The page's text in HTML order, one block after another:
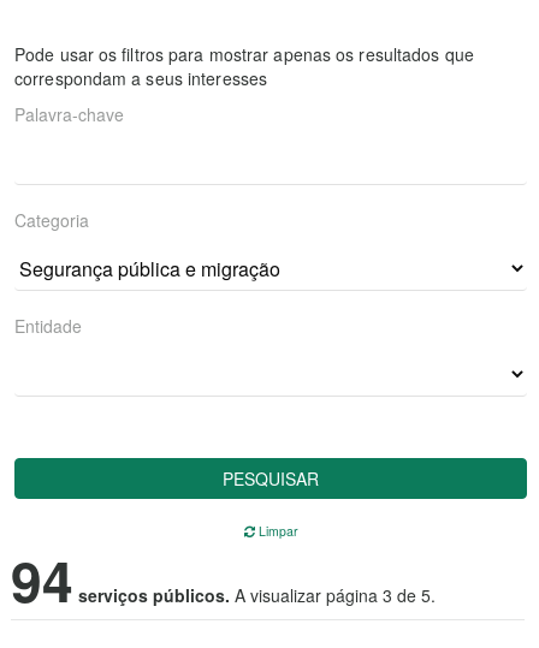
Pode usar os filtros para mostrar apenas os resultados que
correspondam a seus interesses
Palavra-chave
Categoria
Entidade
PESQUISAR
Limpar
94 serviços públicos. A visualizar página 3 de 5.